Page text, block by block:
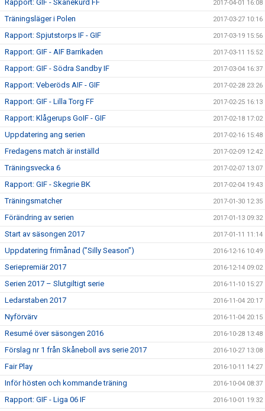
Rapport: GIF - Skånekurd FF 2017-04-01 16:08
Träningsläger i Polen 2017-03-27 10:16
Rapport: Spjutstorps IF - GIF 2017-03-19 15:56
Rapport: GIF - AIF Barrikaden 2017-03-11 15:52
Rapport: GIF - Södra Sandby IF 2017-03-04 16:37
Rapport: Veberöds AIF - GIF 2017-02-28 23:26
Rapport: GIF - Lilla Torg FF 2017-02-25 16:13
Rapport: Klågerups GoIF - GIF 2017-02-18 17:02
Uppdatering ang serien 2017-02-16 15:48
Fredagens match är inställd 2017-02-09 12:42
Träningsvecka 6 2017-02-07 13:07
Rapport: GIF - Skegrie BK 2017-02-04 19:43
Träningsmatcher 2017-01-30 12:35
Förändring av serien 2017-01-13 09:32
Start av säsongen 2017 2017-01-11 11:14
Uppdatering frimånad (”Silly Season”) 2016-12-16 10:49
Seriepremiär 2017 2016-12-14 09:02
Serien 2017 – Slutgiltigt serie 2016-11-10 15:27
Ledarstaben 2017 2016-11-04 20:17
Nyförvärv 2016-11-04 20:15
Resumé över säsongen 2016 2016-10-28 13:48
Förslag nr 1 från Skåneboll avs serie 2017 2016-10-27 13:08
Fair Play 2016-10-11 14:27
Inför hösten och kommande träning 2016-10-04 08:37
Rapport: GIF - Liga 06 IF 2016-10-01 19:32